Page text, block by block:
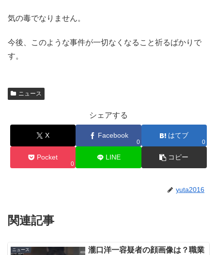
気の毒でなりません。
今後、このような事件が一切なくなること祈るばかりで
す。
ニュース
シェアする
X Facebook
0
はてブ
0
Pocket
0
LINE コピー
yuta2016
関連記事
ニュース
瀧口洋一容疑者の顔画像は？職業